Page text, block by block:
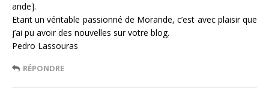
ande].
Etant un véritable passionné de Morande, c’est avec plaisir que
j’ai pu avoir des nouvelles sur votre blog.
Pedro Lassouras
RÉPONDRE